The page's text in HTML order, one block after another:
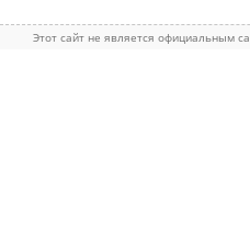
Этот сайт не является официальным